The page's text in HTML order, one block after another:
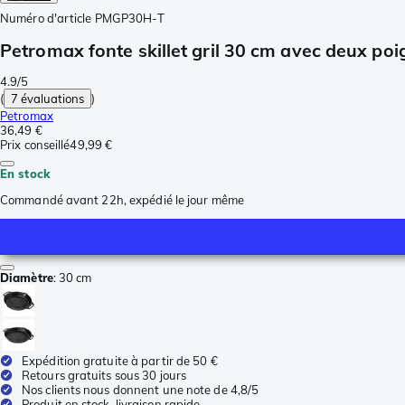
Numéro d'article PMGP30H-T
Petromax fonte skillet gril 30 cm avec deux
4.9/5
( 7 évaluations )
Petromax
36,49 €
Prix conseillé49,99 €
En stock
Commandé avant 22h, expédié le jour même
Diamètre:30 cm
Expédition gratuite à partir de 50 €
Retours gratuits sous 30 jours
Nos clients nous donnent une note de 4,8/5